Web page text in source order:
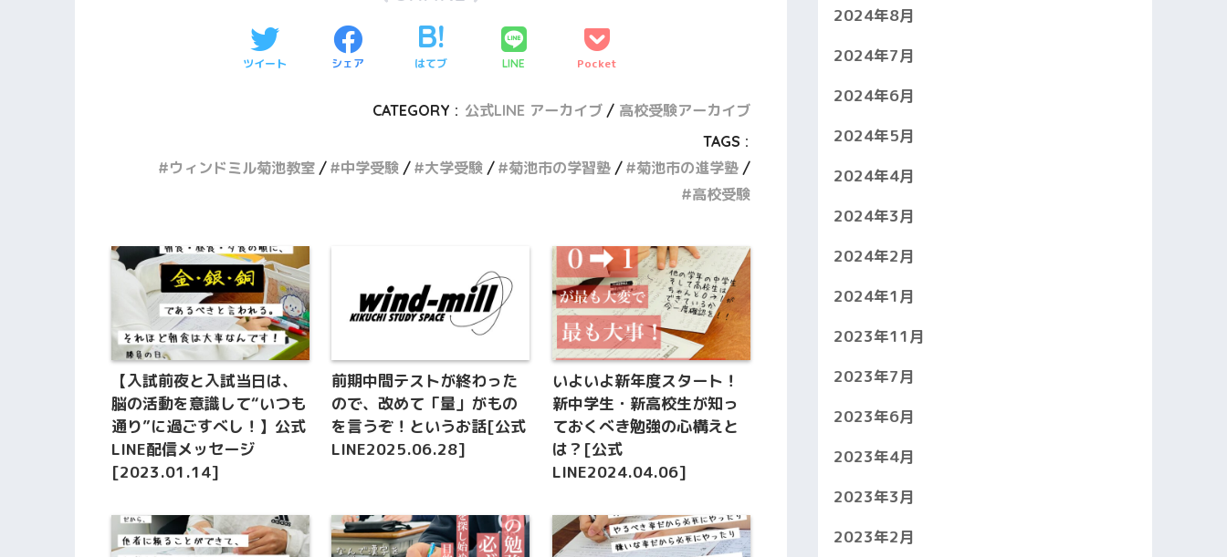
ツイート シェア はてブ LINE Pocket
CATEGORY : 公式LINE アーカイブ
高校受験アーカイブ
TAGS :
ウィンドミル菊池教室
中学受験 大学受験 菊池市の学習塾
菊池市の進学塾
高校受験
【入試前夜と入試当日は、
脳の活動を意識して“いつも
通り”に過ごすべし！】公式
LINE配信メッセージ
[2023.01.14]
前期中間テストが終わった
ので、改めて「量」がもの
を言うぞ！というお話[公式
LINE2025.06.28]
いよいよ新年度スタート！
新中学生・新高校生が知っ
ておくべき勉強の心構えと
は？[公式
LINE2024.04.06]
2024年8月
2024年7月
2024年6月
2024年5月
2024年4月
2024年3月
2024年2月
2024年1月
2023年11月
2023年7月
2023年6月
2023年4月
2023年3月
2023年2月